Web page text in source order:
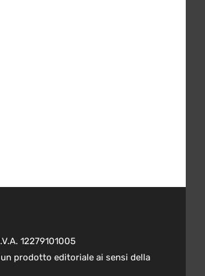
12279101005
prodotto editoriale ai sensi della